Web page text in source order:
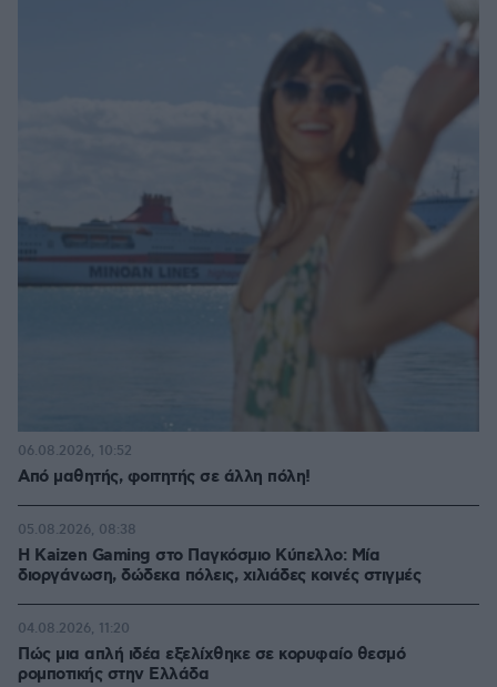
Από μαθητής, φοιτητής σε άλλη πόλη!
06.08.2026, 10:52
H Kaizen Gaming στο Παγκόσμιο Kύπελλο: Μία
διοργάνωση, δώδεκα πόλεις, χιλιάδες κοινές στιγμές
05.08.2026, 08:38
Πώς μια απλή ιδέα εξελίχθηκε σε κορυφαίο θεσμό
ρομποτικής στην Ελλάδα
04.08.2026, 11:20